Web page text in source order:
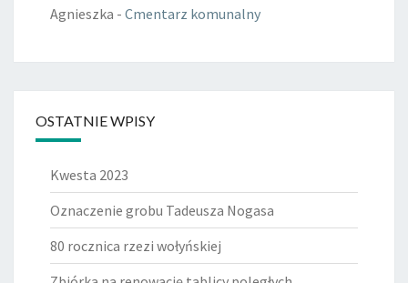
Agnieszka - Cmentarz komunalny
OSTATNIE WPISY
Kwesta 2023
Oznaczenie grobu Tadeusza Nogasa
80 rocznica rzezi wołyńskiej